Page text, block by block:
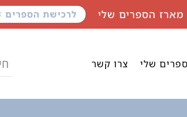
מארז הספרים שלי לרכישת הספרים
שלי צרו קשר